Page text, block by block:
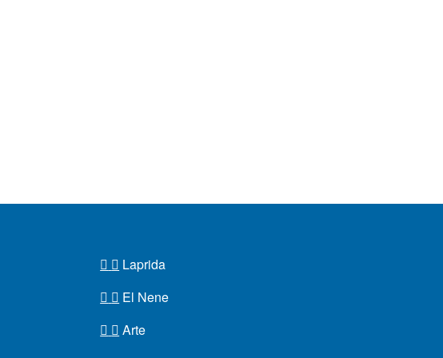
Laprida
El Nene
Arte